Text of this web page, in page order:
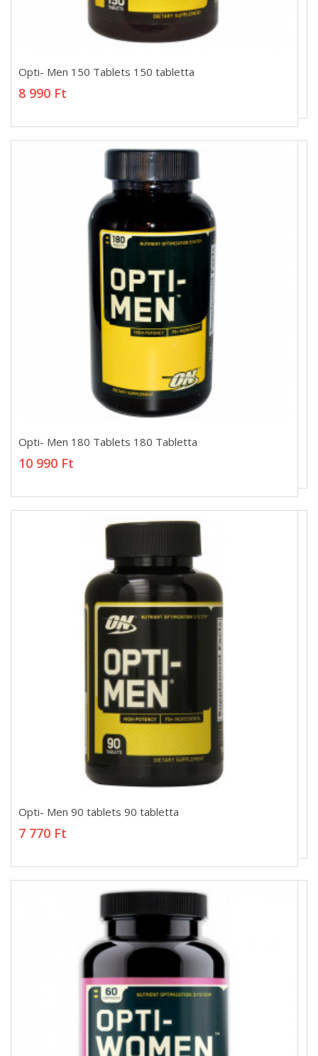
Opti- Men 150 Tablets 150 tabletta
8 990 Ft
Opti- Men 150 Tablets 150 tabletta
8 990 Ft
Opti- Men 180 Tablets 180 Tabletta
10 990 Ft
Opti- Men 180 Tablets 180 Tabletta
10 990 Ft
Opti- Men 90 tablets 90 tabletta
7 770 Ft
Opti- Men 90 tablets 90 tabletta
7 770 Ft